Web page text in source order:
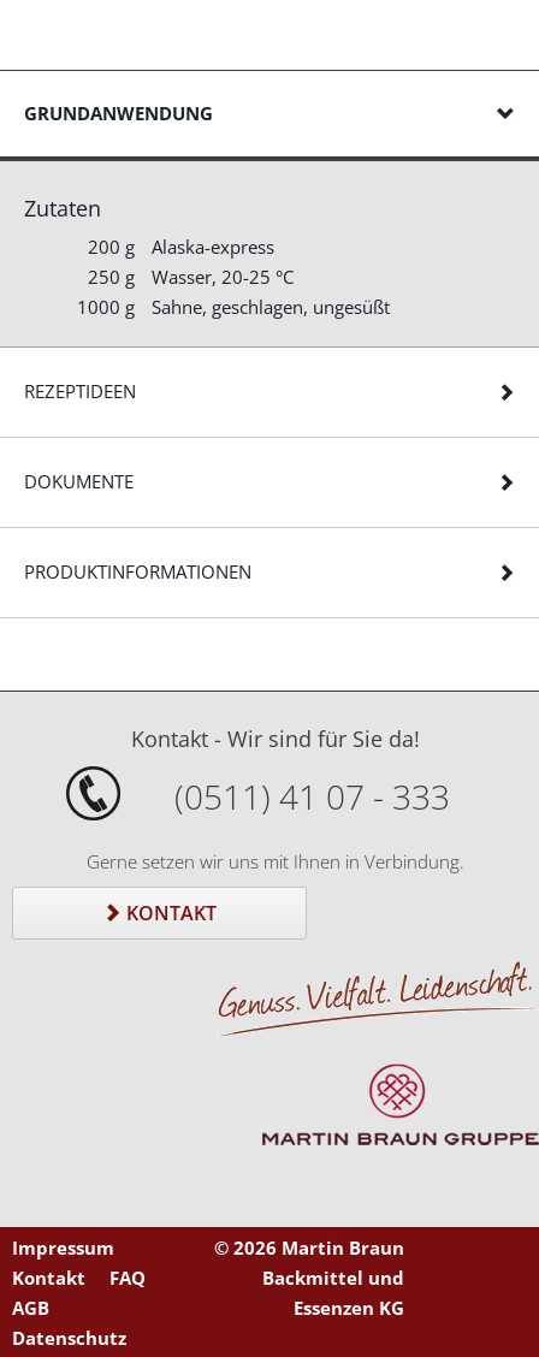
GRUNDANWENDUNG
Zutaten
200 g
Alaska-express
250 g
Wasser, 20-25 °C
1000 g
Sahne, geschlagen, ungesüßt
REZEPTIDEEN
DOKUMENTE
PRODUKTINFORMATIONEN
Kontakt - Wir sind für Sie da!
(0511) 41 07 - 333
Gerne setzen wir uns mit Ihnen in Verbindung.
KONTAKT
Impressum
Kontakt
FAQ
AGB
Datenschutz
© 2026 Martin Braun
Backmittel und
Essenzen KG